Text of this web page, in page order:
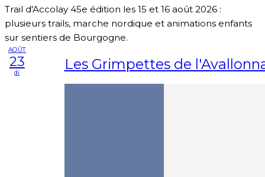
Trail d'Accolay 45e édition les 15 et 16 août 2026 :
plusieurs trails, marche nordique et animations enfants
sur sentiers de Bourgogne.
AOÛT
23
di Les Grimpettes de